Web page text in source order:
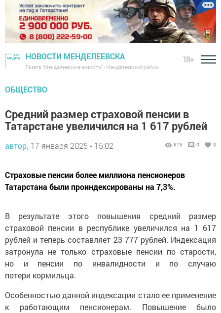
НОВОСТИ МЕНДЕЛЕЕВСКА
Газета "Менделеевские новости" - Менделеевский район
18+
ОБЩЕСТВО
Средний размер страховой пенсии в
Татарстане увеличился на 1 617 рублей
автор, 17 января 2025 - 15:02 675 0 0
Страховые пенсии более миллиона пенсионеров
Татарстана были проиндексированы на 7,3%.
В результате этого повышения средний размер
страховой пенсии в республике увеличился на 1 617
рублей и теперь составляет 23 777 рублей. Индексация
затронула не только страховые пенсии по старости,
но и пенсии по инвалидности и по случаю
потери кормильца.
Особенностью данной индексации стало ее применение
к работающим пенсионерам. Повышение было